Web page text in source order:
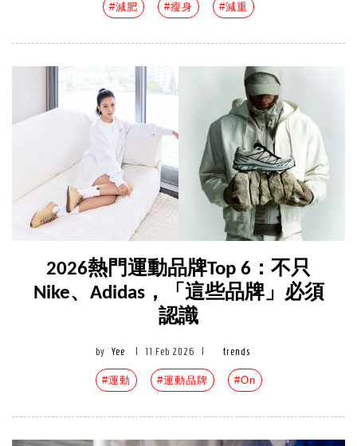
#減肥 #瘦身 #減重
2026熱門運動品牌Top 6：不只
Nike、Adidas，「這些品牌」必須
認識
by Yee 11 Feb 2026 trends
#運動 #運動品牌 #On